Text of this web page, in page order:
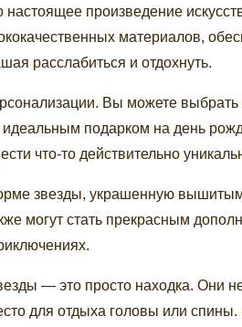
произведение
материалов,
расслабиться и отдохнуть.
Вы можете
подарком на день
что-то действительно
звезды, украшенную
могут стать прекрасным
— это просто находка. Они
для отдыха головы или